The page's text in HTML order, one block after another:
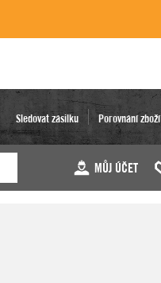
Sledovat zásilku Porovnání zboží
MŮJ ÚČET